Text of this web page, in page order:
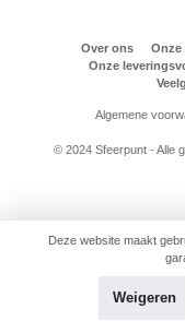
Over ons Onze
Onze
Algemene
© 2024 Sfeerpunt - Alle
Deze website maakt
Weigeren